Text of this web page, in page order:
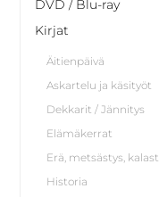
DVD / Blu-ray
Kirjat
Äitienpäivä
Askartelu ja käsityöt
Dekkarit / Jännitys
Elämäkerrat
Erä, metsästys,
Historia